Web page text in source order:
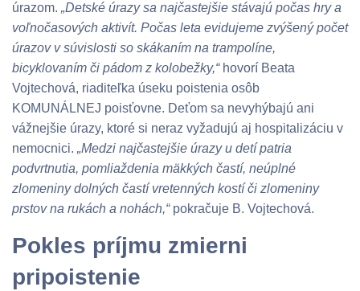
úrazom. „Detské úrazy sa najčastejšie stávajú počas hry a
voľnočasových aktivít. Počas leta evidujeme zvýšený počet
úrazov v súvislosti so skákaním na trampolíne,
bicyklovaním či pádom z kolobežky,“hovorí Beata
Vojtechová, riaditeľka úseku poistenia osôb
KOMUNÁLNEJ poisťovne. Deťom sa nevyhýbajú ani
vážnejšie úrazy, ktoré si neraz vyžadujú aj hospitalizáciu v
nemocnici. „Medzi najčastejšie úrazy u detí patria
podvrtnutia, pomliaždenia mäkkých častí, neúplné
zlomeniny dolných častí vretenných kostí či zlomeniny
prstov na rukách a nohách,“pokračuje B. Vojtechová.
Pokles príjmu zmierni
pripoistenie